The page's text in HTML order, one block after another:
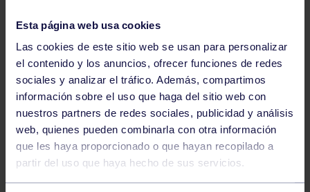
Esta página web usa cookies
Las cookies de este sitio web se usan para personalizar
el contenido y los anuncios, ofrecer funciones de redes
sociales y analizar el tráfico. Además, compartimos
información sobre el uso que haga del sitio web con
nuestros partners de redes sociales, publicidad y análisis
web, quienes pueden combinarla con otra información
que les haya proporcionado o que hayan recopilado a
partir del uso que haya hecho de sus servicios.
TROFEO DE TODOS LOS SANTOS
888 889 890 891 892 893 894
FILTRAR